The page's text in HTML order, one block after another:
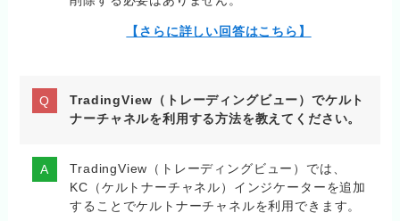
【さらに詳しい回答はこちら】
TradingView（トレーディングビュー）でケルト
ナーチャネルを利用する方法を教えてください。
TradingView（トレーディングビュー）では、
KC（ケルトナーチャネル）インジケーターを追加
することでケルトナーチャネルを利用できます。